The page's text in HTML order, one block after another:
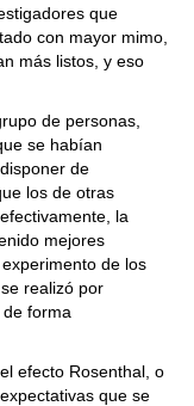
que
con mayor mimo,
más listos, y eso
de personas,
se habían
de
los de otras
la
mejores
de los
realizó por
forma
efecto Rosenthal, o
que se